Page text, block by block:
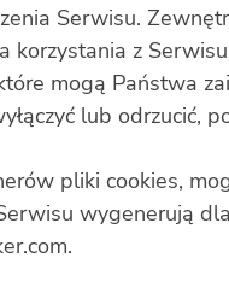
Serwisu.
korzystania z
mogą Państwa
lub odrzucić,
pliki cookies,
wygenerują
.